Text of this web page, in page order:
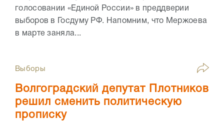
голосовании «Единой России» в преддверии
выборов в Госдуму РФ. Напомним, что Мержоева
в марте заняла...
Выборы
Волгоградский депутат Плотников
решил сменить политическую
прописку